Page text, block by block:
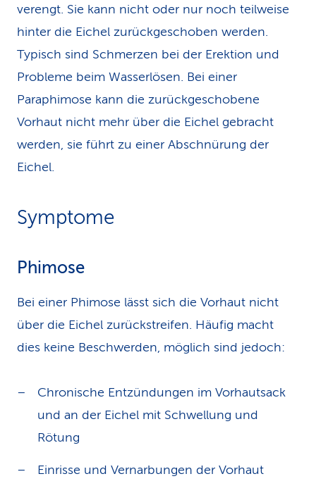
verengt. Sie kann nicht oder nur noch teilweise
hinter die Eichel zurückgeschoben werden.
Typisch sind Schmerzen bei der Erektion und
Probleme beim Wasserlösen. Bei einer
Paraphimose kann die zurückgeschobene
Vorhaut nicht mehr über die Eichel gebracht
werden, sie führt zu einer Abschnürung der
Eichel.
Symptome
Phimose
Bei einer Phimose lässt sich die Vorhaut nicht
über die Eichel zurückstreifen. Häufig macht
dies keine Beschwerden, möglich sind jedoch:
Chronische Entzündungen im Vorhautsack
und an der Eichel mit Schwellung und
Rötung
Einrisse und Vernarbungen der Vorhaut